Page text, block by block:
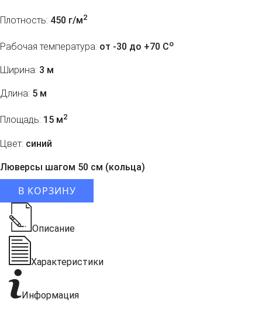
Плотность: 450 г/м2
Рабочая температура: от -30 до +70 Co
Ширина: 3 м
Длина: 5 м
Площадь: 15 м2
Цвет: синий
Люверсы шагом 50 см (кольца)
В КОРЗИНУ
Описание
Характеристики
Информация